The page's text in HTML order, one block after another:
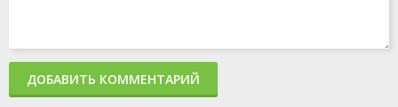
ДОБАВИТЬ КОММЕНТАРИЙ